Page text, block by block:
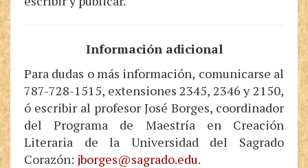
Información adicional
Para dudas o más información, comunicarse al
787-728-1515, extensiones 2345, 2346 y 2150,
ó escribir al profesor José Borges, coordinador
del Programa de Maestría en Creación
Literaria de la Universidad del Sagrado
Corazón: jborges@sagrado.edu.